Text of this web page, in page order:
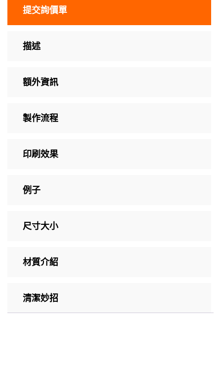
提交詢價單
描述
額外資訊
製作流程
印刷效果
例子
尺寸大小
材質介紹
清潔妙招